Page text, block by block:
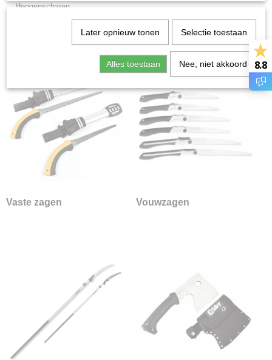
Heggenscharen
Houtversnipperaars
Kettingzagen | toebehoren
Silky
Vaste zagen
Vouwzagen
Stokzagen
Hakbijlen
Stokheggenscharen
Zaagmachines
Vaste zagen Vouwzagen
8.8
Later opnieuw tonen Selectie toestaan
Alles toestaan Nee, niet akkoord